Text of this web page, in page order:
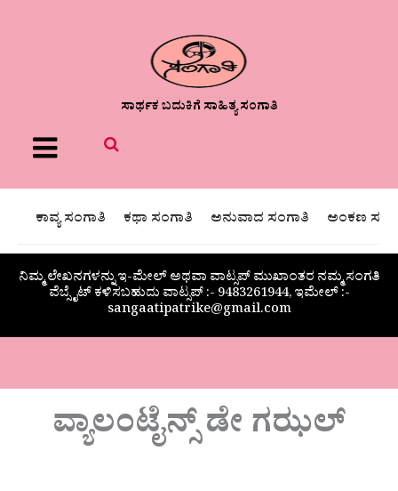
ಸಾರ್ಥಕ ಬದುಕಿಗೆ ಸಾಹಿತ್ಯ ಸಂಗಾತಿ
Menu
ಕಾವ್ಯ ಸಂಗಾತಿ ಕಥಾ ಸಂಗಾತಿ ಅನುವಾದ ಸಂಗಾತಿ ಅಂಕಣ
ನಿಮ್ಮ ಲೇಖನಗಳನ್ನು ಇ-ಮೇಲ್ ಅಥವಾ ವಾಟ್ಸಪ್ ಮುಖಾಂತರ ನಮ್ಮ ಸಂಗತಿ
ವೆಬ್ಸೈಟ್ ಕಳಿಸಬಹುದು ವಾಟ್ಸಪ್‌ :- 9483261944, ಇಮೇಲ್ :-
sangaatipatrike@gmail.com
ವ್ಯಾಲಂಟೈನ್ಸ್ ಡೇ ಗಝಲ್